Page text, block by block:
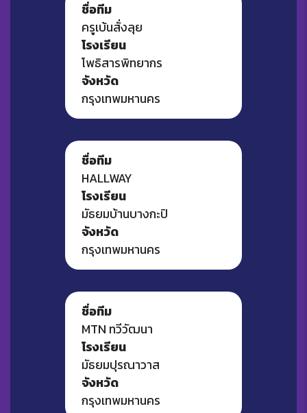
ชื่อทีม
ครูเบ้นสั่งลุย
โรงเรียน
โพธิสารพิทยากร
จังหวัด
กรุงเทพมหานคร
ชื่อทีม
HALLWAY
โรงเรียน
มัธยมบ้านบางกะปิ
จังหวัด
กรุงเทพมหานคร
ชื่อทีม
MTN ทวีวัฒนา
โรงเรียน
มัธยมปุรณาวาส
จังหวัด
กรุงเทพมหานคร